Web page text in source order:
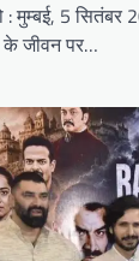
: मुम्बई, 5 सितंबर
के जीवन पर…